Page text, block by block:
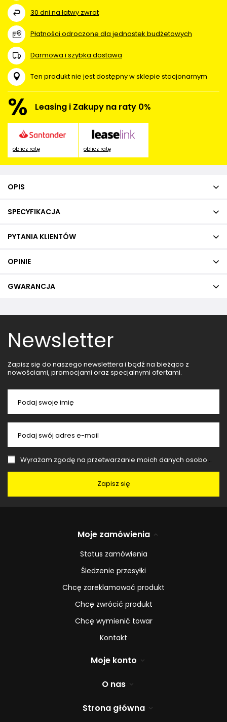
30 dni na łatwy zwrot
Płatności odroczone dla jednostek budżetowych
Darmowa i szybka dostawa
Ten produkt nie jest dostępny w sklepie stacjonarnym
% Leasing i Zakupy na raty 0%
oblicz ratę oblicz ratę
OPIS
SPECYFIKACJA
PYTANIA KLIENTÓW
OPINIE
GWARANCJA
Newsletter
Zapisz się do naszego newslettera i bądź na bieżąco z
nowościami, promocjami oraz specjalnymi ofertami.
Podaj swoje imię
Podaj swój adres e-mail
Wyrażam zgodę na przetwarzanie moich danych osobowych (adres e-mail) na potrzeby wysyłki newslettera z informacją handlową (marketing). Więcej w
Zapisz się
Moje zamówienia
Status zamówienia
Śledzenie przesyłki
Chcę zareklamować produkt
Chcę zwrócić produkt
Chcę wymienić towar
Kontakt
Moje konto
O nas
Strona główna